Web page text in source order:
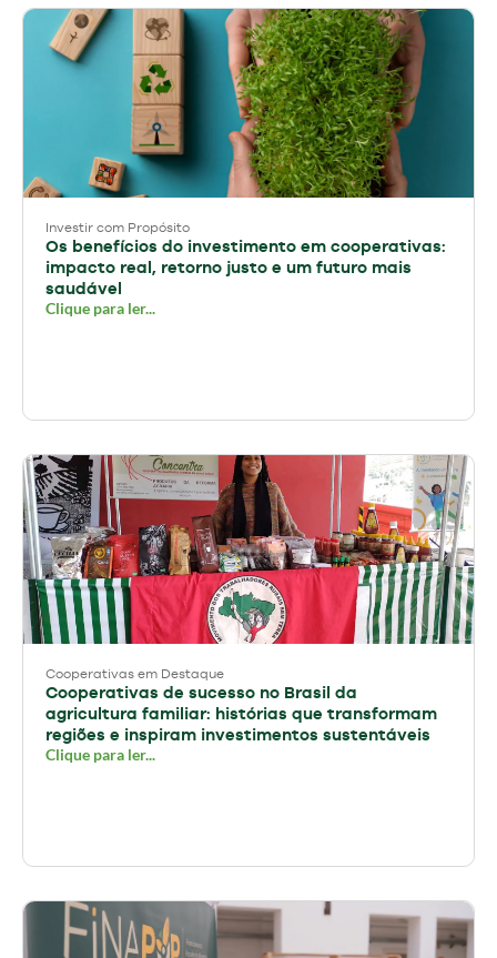
Investir com Propósito
Os benefícios do investimento em cooperativas:
impacto real, retorno justo e um futuro mais
saudável
Clique para ler...
Cooperativas em Destaque
Cooperativas de sucesso no Brasil da
agricultura familiar: histórias que transformam
regiões e inspiram investimentos sustentáveis
Clique para ler...